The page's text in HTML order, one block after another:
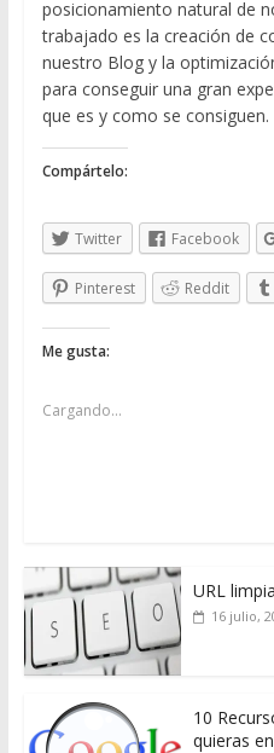
posicionamiento natural de
trabajado es la creación de
nuestro Blog y la
para conseguir una gran
que es y como se consiguen.
Compártelo:
Twitter Facebook
Pinterest Reddit
Me gusta:
Cargando...
URL
16 julio,
10
quieras